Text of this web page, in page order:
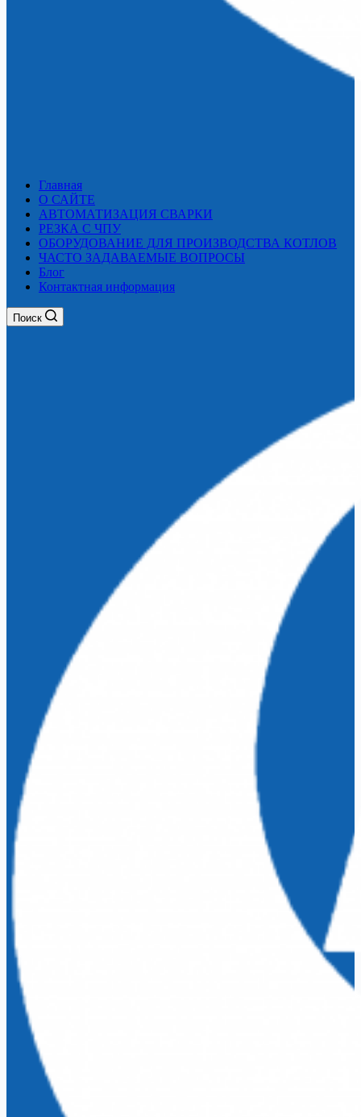
Главная
О САЙТЕ
АВТОМАТИЗАЦИЯ СВАРКИ
РЕЗКА С ЧПУ
ОБОРУДОВАНИЕ ДЛЯ ПРОИЗВОДСТВА КОТЛОВ
ЧАСТО ЗАДАВАЕМЫЕ ВОПРОСЫ
Блог
Контактная информация
Поиск